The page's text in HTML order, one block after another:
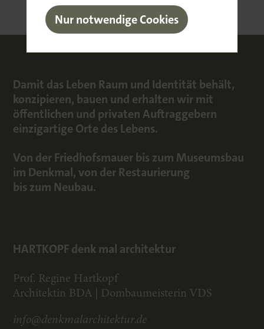
Damit das Leben Raum und Identität behält,
konzipieren, bauen und erhalten wir mit
öffentlichen und privaten Auftraggebern
einzigartige Orte des Lebens.
Von der Friedhofsmauer bis zum Museumsbau
im Denkmal, von der Restaurierung
bis zum Neubau.
HARTKOPF denk mal architektur
Prof. Regine Hartkopf
Architektin BDA | Dombaumeisterin VDS
info@denkmalarchitektur.de
Nur notwendige Cookies